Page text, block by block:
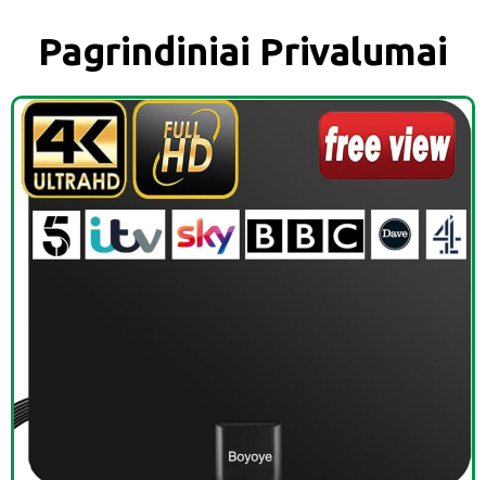
Pagrindiniai Privalumai